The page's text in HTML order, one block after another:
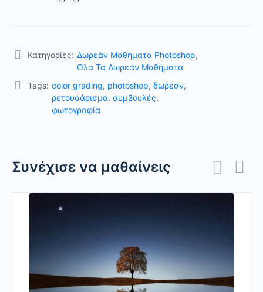
Κατηγορίες: Δωρεάν Μαθήματα Photoshop,
Ολα Τα Δωρεάν Μαθήματα
Tags: color grading, photoshop, δωρεαν,
ρετουσάρισμα, συμβουλές,
φωτογραφία
Συνέχισε να μαθαίνεις